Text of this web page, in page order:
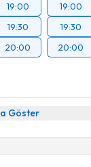
19:00
19:30
20:00
19:00
19:30
20:00
Göster